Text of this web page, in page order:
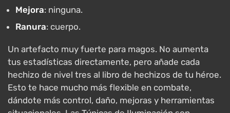
Mejora: ninguna.
Ranura: cuerpo.
Un artefacto muy fuerte para magos. No aumenta
tus estadísticas directamente, pero añade cada
hechizo de nivel tres al libro de hechizos de tu héroe.
Esto te hace mucho más flexible en combate,
dándote más control, daño, mejoras y herramientas